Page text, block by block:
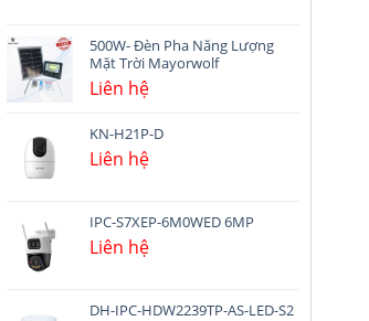
500W- Đèn Pha Năng Lượng
Mặt Trời Mayorwolf
Liên hệ
KN-H21P-D
Liên hệ
IPC-S7XEP-6M0WED 6MP
Liên hệ
DH-IPC-HDW2239TP-AS-LED-S2